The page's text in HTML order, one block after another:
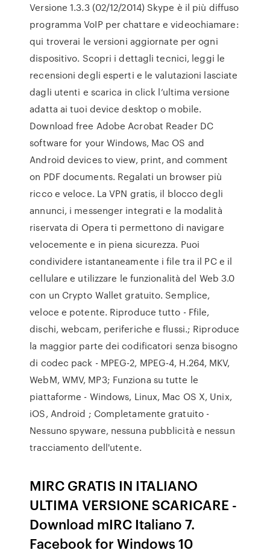
Versione 1.3.3 (02/12/2014) Skype è il più diffuso
programma VoIP per chattare e videochiamare:
qui troverai le versioni aggiornate per ogni
dispositivo. Scopri i dettagli tecnici, leggi le
recensioni degli esperti e le valutazioni lasciate
dagli utenti e scarica in click l’ultima versione
adatta ai tuoi device desktop o mobile.
Download free Adobe Acrobat Reader DC
software for your Windows, Mac OS and
Android devices to view, print, and comment
on PDF documents. Regalati un browser più
ricco e veloce. La VPN gratis, il blocco degli
annunci, i messenger integrati e la modalità
riservata di Opera ti permettono di navigare
velocemente e in piena sicurezza. Puoi
condividere istantaneamente i file tra il PC e il
cellulare e utilizzare le funzionalità del Web 3.0
con un Crypto Wallet gratuito. Semplice,
veloce e potente. Riproduce tutto - Ffile,
dischi, webcam, periferiche e flussi.; Riproduce
la maggior parte dei codificatori senza bisogno
di codec pack - MPEG-2, MPEG-4, H.264, MKV,
WebM, WMV, MP3; Funziona su tutte le
piattaforme - Windows, Linux, Mac OS X, Unix,
iOS, Android ; Completamente gratuito -
Nessuno spyware, nessuna pubblicità e nessun
tracciamento dell'utente.
MIRC GRATIS IN ITALIANO
ULTIMA VERSIONE SCARICARE -
Download mIRC Italiano 7.
Facebook for Windows 10